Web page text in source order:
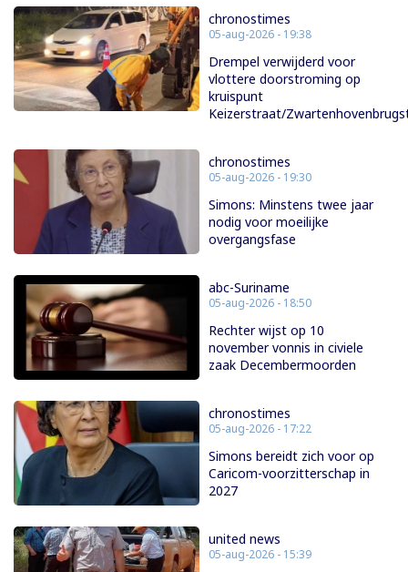
chronostimes
05-aug-2026 - 19:38
Drempel verwijderd voor
vlottere doorstroming op
kruispunt
Keizerstraat/
chronostimes
05-aug-2026 - 19:30
Simons: Minstens twee jaar
nodig voor moeilijke
overgangsfase
abc-Suriname
05-aug-2026 - 18:50
Rechter wijst op 10
november vonnis in civiele
zaak Decembermoorden
chronostimes
05-aug-2026 - 17:22
Simons bereidt zich voor op
Caricom-voorzitterschap in
2027
united news
05-aug-2026 - 15:39